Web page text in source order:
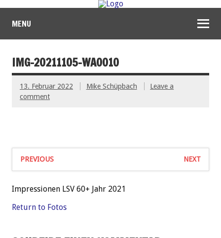
MENU
IMG-20211105-WA0010
13. Februar 2022 Mike Schüpbach
Leave a
comment
PREVIOUS NEXT
Impressionen LSV 60+ Jahr 2021
Return to Fotos